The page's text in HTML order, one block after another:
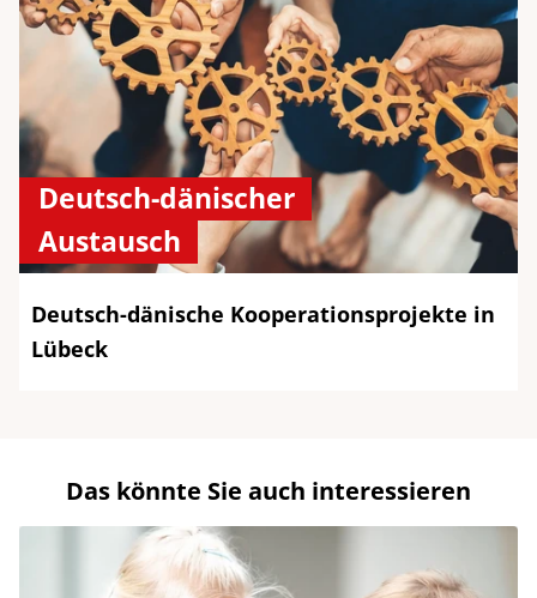
Deutsch-dänischer
Austausch
Deutsch-dänische Kooperationsprojekte in
Lübeck
Das könnte Sie auch interessieren